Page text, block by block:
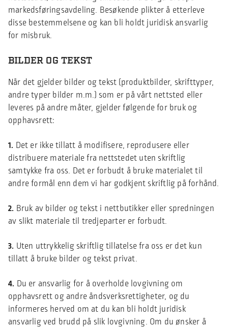
markedsføringsavdeling. Besøkende plikter å etterleve
disse bestemmelsene og kan bli holdt juridisk ansvarlig
for misbruk.
BILDER OG TEKST
Når det gjelder bilder og tekst (produktbilder, skrifttyper,
andre typer bilder m.m.) som er på vårt nettsted eller
leveres på andre måter, gjelder følgende for bruk og
opphavsrett:
1. Det er ikke tillatt å modifisere, reprodusere eller
distribuere materiale fra nettstedet uten skriftlig
samtykke fra oss. Det er forbudt å bruke materialet til
andre formål enn dem vi har godkjent skriftlig på forhånd.
2. Bruk av bilder og tekst i nettbutikker eller spredningen
av slikt materiale til tredjeparter er forbudt.
3. Uten uttrykkelig skriftlig tillatelse fra oss er det kun
tillatt å bruke bilder og tekst privat.
4. Du er ansvarlig for å overholde lovgivning om
opphavsrett og andre åndsverksrettigheter, og du
informeres herved om at du kan bli holdt juridisk
ansvarlig ved brudd på slik lovgivning. Om du ønsker å